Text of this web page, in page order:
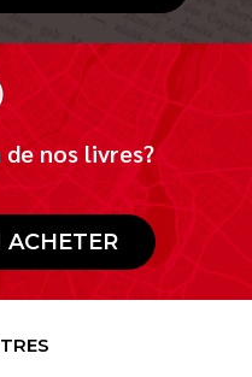
nos livres?
ACHETER